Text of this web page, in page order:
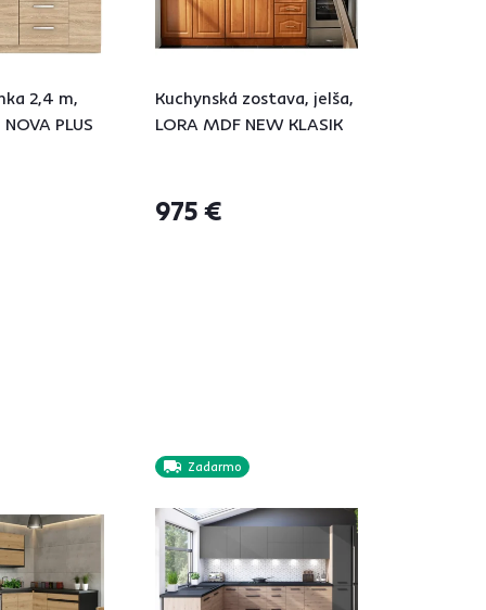
2,4 m,
PLUS
Kuchynská zostava, jelša,
LORA MDF NEW KLASIK
975 €
Zadarmo